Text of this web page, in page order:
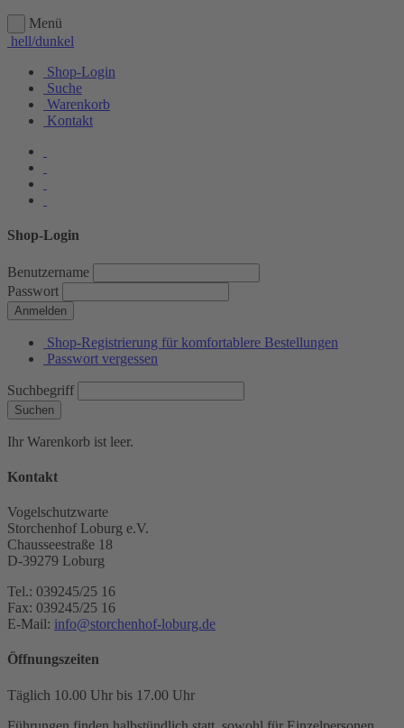
Menü
hell/dunkel
Shop-Login
Suche
Warenkorb
Kontakt
Shop-Login
Benutzername
Passwort
Anmelden
Shop-Registrierung für komfortablere Bestellungen
Passwort vergessen
Suchbegriff
Suchen
Ihr Warenkorb ist leer.
Kontakt
Vogelschutzwarte
Storchenhof Loburg e.V.
Chausseestraße 18
D-39279 Loburg
Tel.: 039245/25 16
Fax: 039245/25 16
E-Mail: info@storchenhof-loburg.de
Öffnungszeiten
Täglich 10.00 Uhr bis 17.00 Uhr